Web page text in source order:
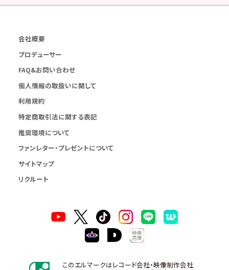
会社概要
プロデューサー
FAQ&お問い合わせ
個人情報の取扱いに関して
利用規約
特定商取引法に関する表記
推奨環境について
ファンレター・プレゼントについて
サイトマップ
リクルート
このエルマークはレコード会社・映像制作会社